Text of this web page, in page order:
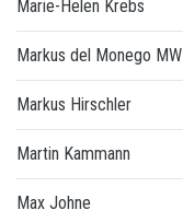
Marie-Helen Krebs
Markus del Monego MW
Markus Hirschler
Martin Kammann
Max Johne